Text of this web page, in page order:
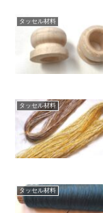
タッセル材料
タッセル材料
タッセル材料